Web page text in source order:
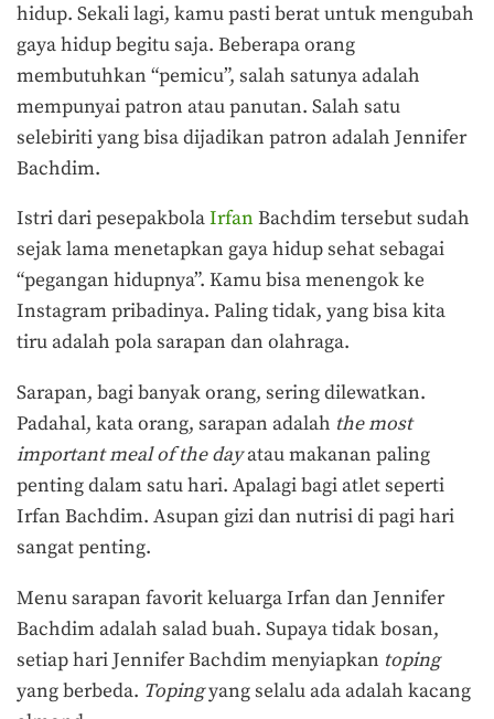
hidup. Sekali lagi, kamu pasti berat untuk mengubah
gaya hidup begitu saja. Beberapa orang
membutuhkan “pemicu”, salah satunya adalah
mempunyai patron atau panutan. Salah satu
selebiriti yang bisa dijadikan patron adalah Jennifer
Bachdim.
Istri dari pesepakbolaIrfan Bachdim tersebut sudah
sejak lama menetapkan gaya hidup sehat sebagai
“pegangan hidupnya”. Kamu bisa menengok ke
Instagram pribadinya. Paling tidak, yang bisa kita
tiru adalah pola sarapan dan olahraga.
Sarapan, bagi banyak orang, sering dilewatkan.
Padahal, kata orang, sarapan adalah the most
important meal of the dayatau makanan paling
penting dalam satu hari. Apalagi bagi atlet seperti
Irfan Bachdim. Asupan gizi dan nutrisi di pagi hari
sangat penting.
Menu sarapan favorit keluarga Irfan dan Jennifer
Bachdim adalah salad buah. Supaya tidak bosan,
setiap hari Jennifer Bachdim menyiapkan toping
yang berbeda. Topingyang selalu ada adalah kacang